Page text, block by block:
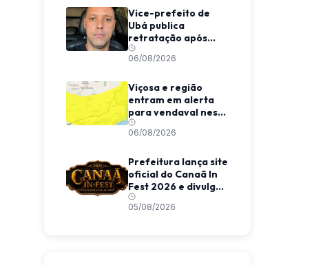
de Fora
Vice-prefeito de
Ubá publica
retratação após
decisão judicial por
ofensas a jornalista
06/08/2026
Viçosa e região
entram em alerta
para vendaval nesta
quinta-feira
06/08/2026
Prefeitura lança site
oficial do Canaã In
Fest 2026 e divulga
programação do
evento
05/08/2026